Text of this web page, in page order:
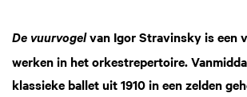
De vuurvogelvan Igor Stravinsky is een
werken in het orkestrepertoire.
klassieke ballet uit 1910 in een zelden